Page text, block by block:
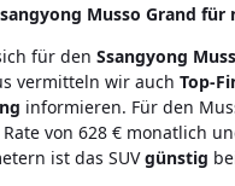
Musso Grand für
für den Ssangyong
vermitteln wir auch Top-
informieren. Für den
von 628 € monatlich
ist das SUVgünstig